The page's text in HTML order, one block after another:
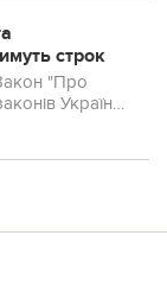
строк
"Про
України
лісів та